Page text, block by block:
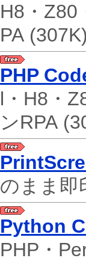
H8・Z80
PA (307K)
PHP
l・H8・
ンRPA
のまま即
Python
PHP・